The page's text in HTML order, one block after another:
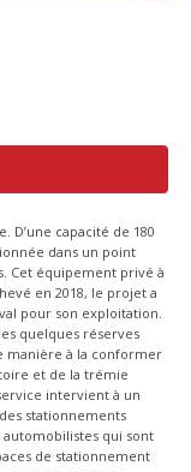
D’une capacité de 180
dans un point
Cet équipement privé à
en 2018, le projet a
pour son exploitation.
quelques réserves
manière à la conformer
et de la trémie
intervient à un
stationnements
qui sont
de stationnement